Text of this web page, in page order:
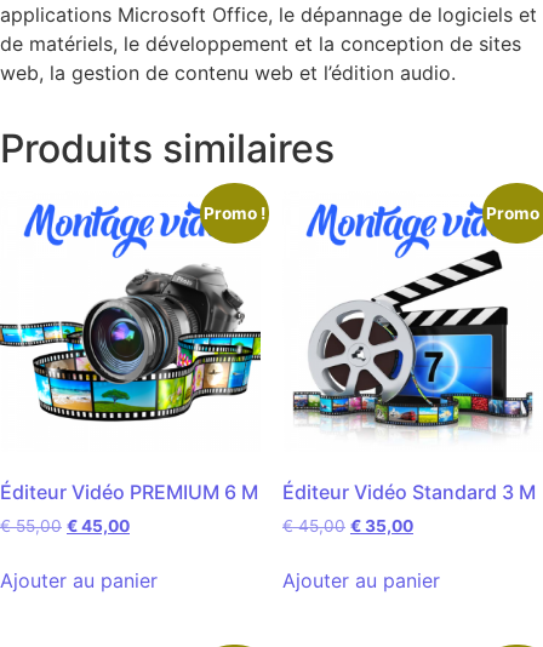
applications Microsoft Office, le dépannage de logiciels et
de matériels, le développement et la conception de sites
web, la gestion de contenu web et l’édition audio.
Produits similaires
Promo !
Éditeur Vidéo PREMIUM 6 M
€55,00 €45,00
Ajouter au panier
Promo
Éditeur Vidéo Standard 3 M
€45,00 €35,00
Ajouter au panier